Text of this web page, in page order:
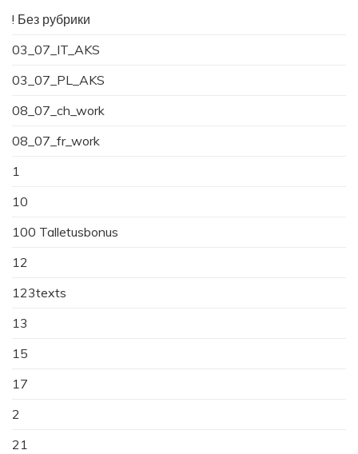
! Без рубрики
03_07_IT_AKS
03_07_PL_AKS
08_07_ch_work
08_07_fr_work
1
10
100 Talletusbonus
12
123texts
13
15
17
2
21